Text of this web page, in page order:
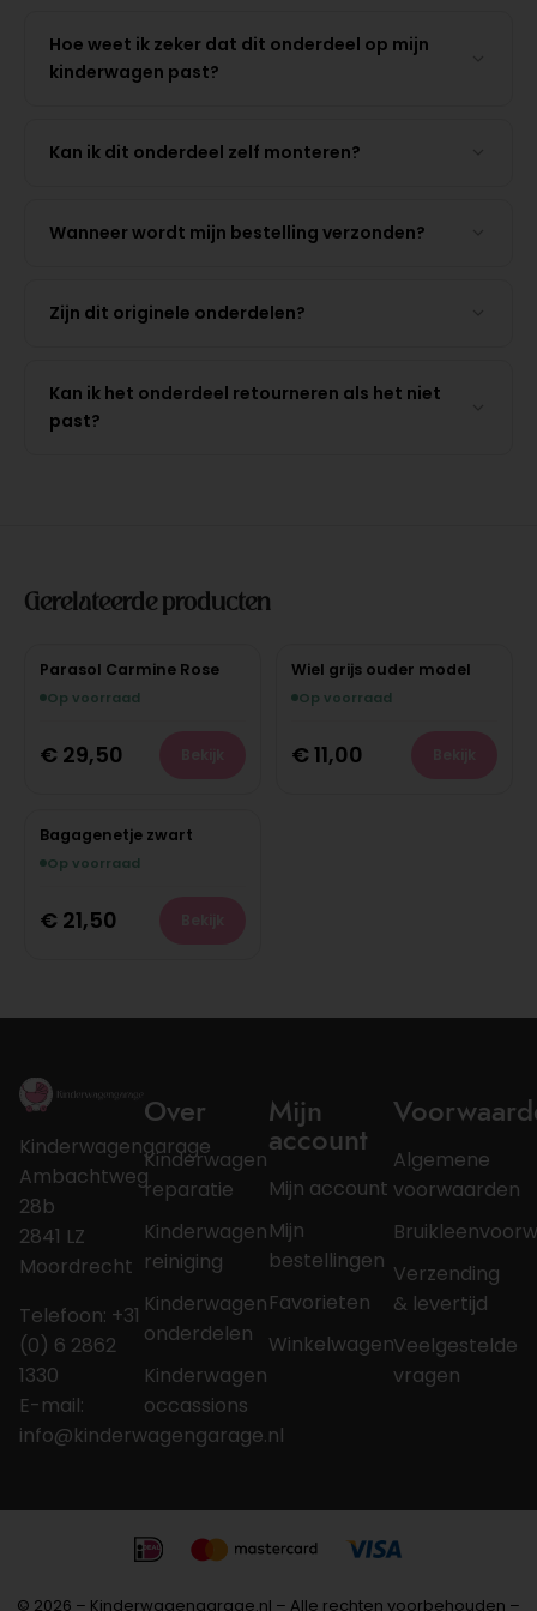
Hoe weet ik zeker dat dit onderdeel op mijn
kinderwagen past?
Kan ik dit onderdeel zelf monteren?
Wanneer wordt mijn bestelling verzonden?
Zijn dit originele onderdelen?
Kan ik het onderdeel retourneren als het niet
past?
Gerelateerde producten
Parasol Carmine Rose
Op voorraad
€ 29,50
Wiel grijs ouder model
Op voorraad
€ 11,00
Bagagenetje zwart
Op voorraad
€ 21,50
Kinderwagengarage
Ambachtweg
28b
2841 LZ
Moordrecht
Telefoon: +31
(0) 6 2862
1330
E-mail:
info@kinderwagengarage.nl
Over
Kinderwagen
reparatie
Kinderwagen
reiniging
Kinderwagen
onderdelen
Kinderwagen
occassions
Mijn
account
Mijn account
Mijn
bestellingen
Favorieten
Winkelwagen
Algemene
voorwaarden
Verzending
& levertijd
Veelgestelde
vragen
© 2026 – Kinderwagengarage.nl – Alle rechten voorbehouden –